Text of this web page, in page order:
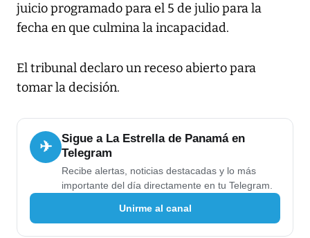
juicio programado para el 5 de julio para la
fecha en que culmina la incapacidad.
El tribunal declaro un receso abierto para
tomar la decisión.
✈
Sigue a La Estrella de Panamá en
Telegram
Recibe alertas, noticias destacadas y lo más
importante del día directamente en tu Telegram.
Unirme al canal